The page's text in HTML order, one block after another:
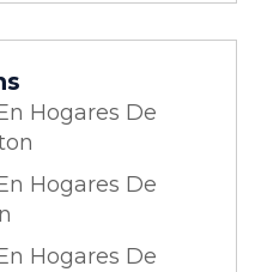
Hogares De
Hogares De
Hogares De